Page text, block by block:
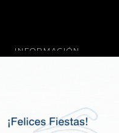
INFORMACIÓN